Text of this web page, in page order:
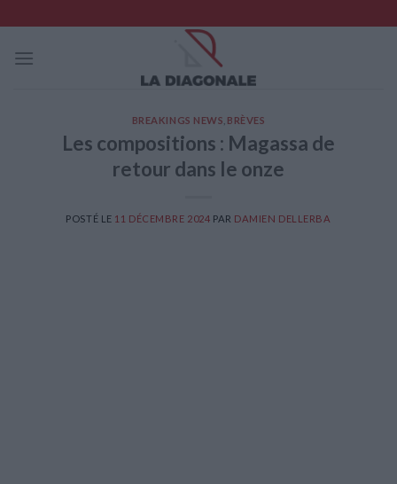
to
content
BREAKINGS NEWS BRÈVES
Les compositions : Magassa de
retour dans le onze
POSTÉ LE 11 DÉCEMBRE 2024 PAR DAMIEN DELLERBA